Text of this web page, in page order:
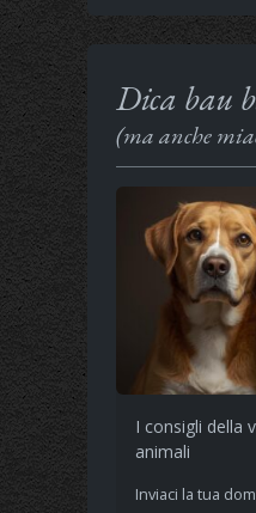
Dica bau
(ma anche
I consigli della
animali
Inviaci la tua